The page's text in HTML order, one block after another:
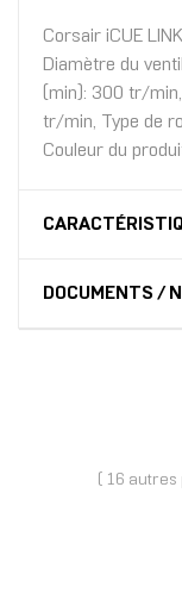
Corsair iCUE
Diamètre du
(min): 300 tr/
tr/min, Type de
Couleur du
DOCUMENTS /
( 16